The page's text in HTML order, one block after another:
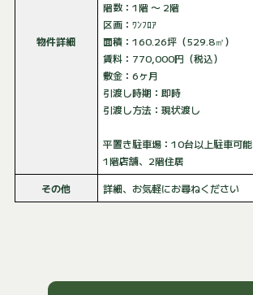
物件詳細
階数：1階 〜 2階
区画：ﾜﾝﾌﾛｱ
面積：160.26坪（529.8㎡）
賃料：770,000円（税込）
敷金：6ヶ月
引渡し時期：即時
引渡し方法：現状渡し
平置き駐車場：10台以上駐車可能
1階店舗、2階住居
その他
詳細、お気軽にお尋ねください